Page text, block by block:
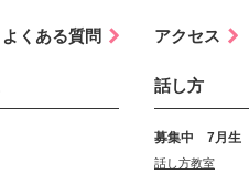
よくある質問 アクセス
話し方
募集中 7月生
話し方教室